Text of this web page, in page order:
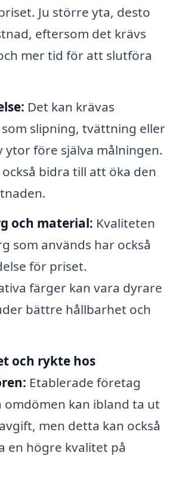
Ju större yta, desto
eftersom det krävs
mer tid för att slutföra
Det kan krävas
slipning, tvättning eller
ytor före själva målningen.
bidra till att öka den
och material: Kvaliteten
som används har också
för priset.
färger kan vara dyrare
bättre hållbarhet och
och rykte hos
Etablerade företag
omdömen kan ibland ta ut
men detta kan också
en högre kvalitet på